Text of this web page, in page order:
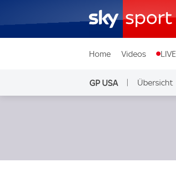
Home Videos LIVE
GP USA Übersicht